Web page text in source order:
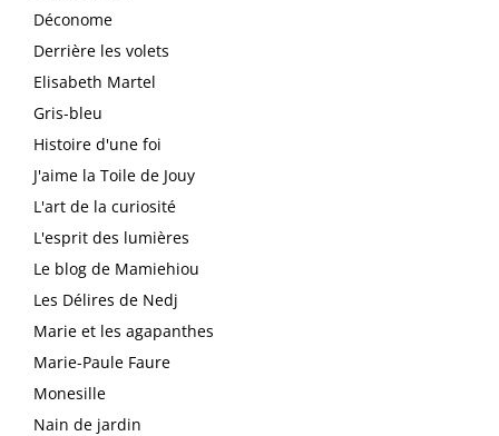
Déconome
Derrière les volets
Elisabeth Martel
Gris-bleu
Histoire d'une foi
J'aime la Toile de Jouy
L'art de la curiosité
L'esprit des lumières
Le blog de Mamiehiou
Les Délires de Nedj
Marie et les agapanthes
Marie-Paule Faure
Monesille
Nain de jardin